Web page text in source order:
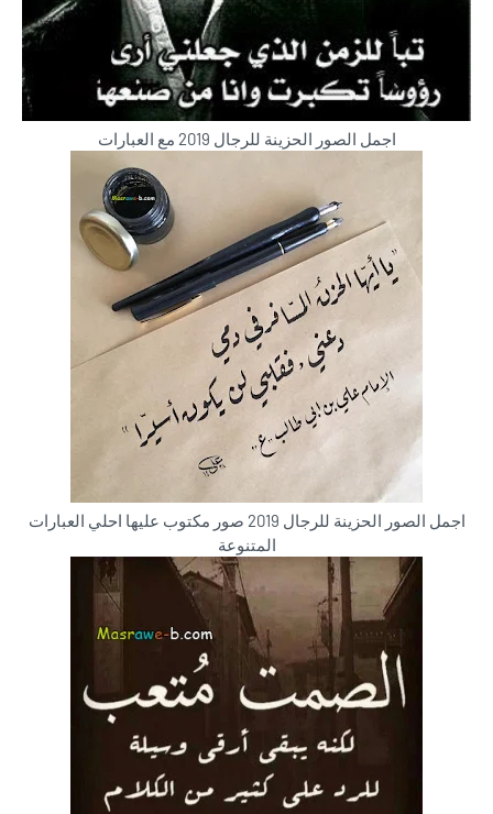
اجمل الصور الحزينة للرجال 2019 مع العبارات
اجمل الصور الحزينة للرجال 2019 صور مكتوب عليها احلي العبارات
المتنوعة